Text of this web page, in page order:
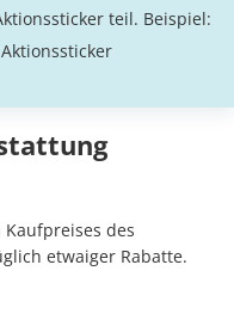
teil. Beispiel:
Kaufpreises des
etwaiger Rabatte.